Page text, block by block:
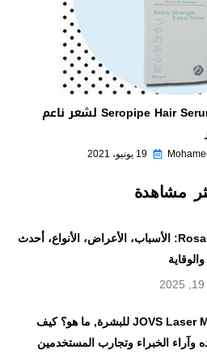
سيروبايب سيروم للشعر Seropipe Hair Serum لشعر ناعم
19 يونيو، 2021
مشاهدة
الوردية Rosacea: الأسباب، الأعراض، الأنواع، أحدث
ماسك JOVS Laser Mask للبشرة, ما هو؟ كيف
وآراء الخبراء وتجارب المستخدمين